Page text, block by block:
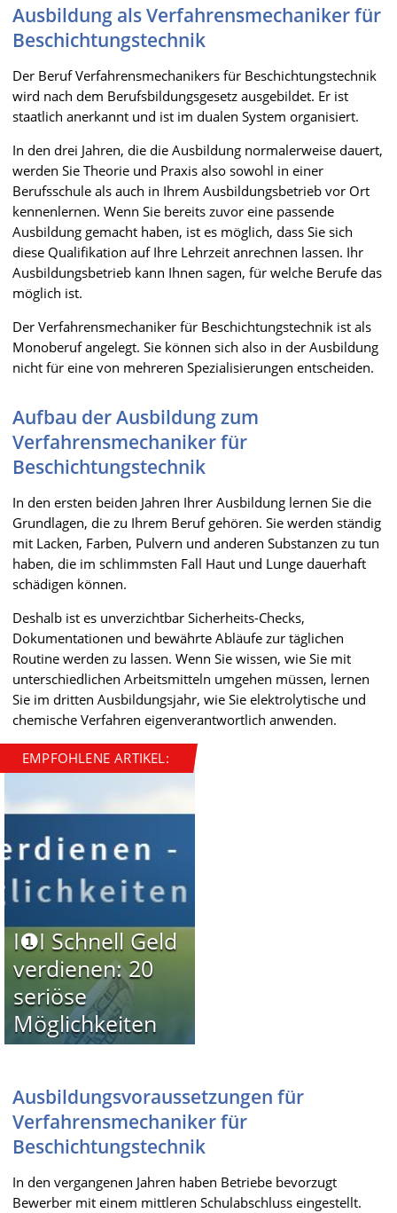
Ausbildung als Verfahrensmechaniker für
Beschichtungstechnik
Der Beruf Verfahrensmechanikers für Beschichtungstechnik
wird nach dem Berufsbildungsgesetz ausgebildet. Er ist
staatlich anerkannt und ist im dualen System organisiert.
In den drei Jahren, die die Ausbildung normalerweise dauert,
werden Sie Theorie und Praxis also sowohl in einer
Berufsschule als auch in Ihrem Ausbildungsbetrieb vor Ort
kennenlernen. Wenn Sie bereits zuvor eine passende
Ausbildung gemacht haben, ist es möglich, dass Sie sich
diese Qualifikation auf Ihre Lehrzeit anrechnen lassen. Ihr
Ausbildungsbetrieb kann Ihnen sagen, für welche Berufe das
möglich ist.
Der Verfahrensmechaniker für Beschichtungstechnik ist als
Monoberuf angelegt. Sie können sich also in der Ausbildung
nicht für eine von mehreren Spezialisierungen entscheiden.
Aufbau der Ausbildung zum
Verfahrensmechaniker für
Beschichtungstechnik
In den ersten beiden Jahren Ihrer Ausbildung lernen Sie die
Grundlagen, die zu Ihrem Beruf gehören. Sie werden ständig
mit Lacken, Farben, Pulvern und anderen Substanzen zu tun
haben, die im schlimmsten Fall Haut und Lunge dauerhaft
schädigen können.
Deshalb ist es unverzichtbar Sicherheits-Checks,
Dokumentationen und bewährte Abläufe zur täglichen
Routine werden zu lassen. Wenn Sie wissen, wie Sie mit
unterschiedlichen Arbeitsmitteln umgehen müssen, lernen
Sie im dritten Ausbildungsjahr, wie Sie elektrolytische und
chemische Verfahren eigenverantwortlich anwenden.
EMPFOHLENE ARTIKEL:
I❶I Schnell Geld
verdienen: 20
seriöse
Möglichkeiten
Ausbildungsvoraussetzungen für
Verfahrensmechaniker für
Beschichtungstechnik
In den vergangenen Jahren haben Betriebe bevorzugt
Bewerber mit einem mittleren Schulabschluss eingestellt.